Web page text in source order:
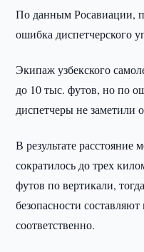
По данным Росавиации,
ошибка диспетчерского
Экипаж узбекского
до 10 тыс. футов, но по
диспетчеры не заметили
В результате
сократилось до трех
футов по вертикали,
безопасности
соответственно.